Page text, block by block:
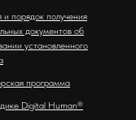
и порядок получения
документов об
установленного
программа
Digital Human®